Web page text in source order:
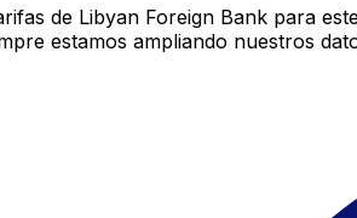
de Libyan Foreign Bank para
estamos ampliando nuestros